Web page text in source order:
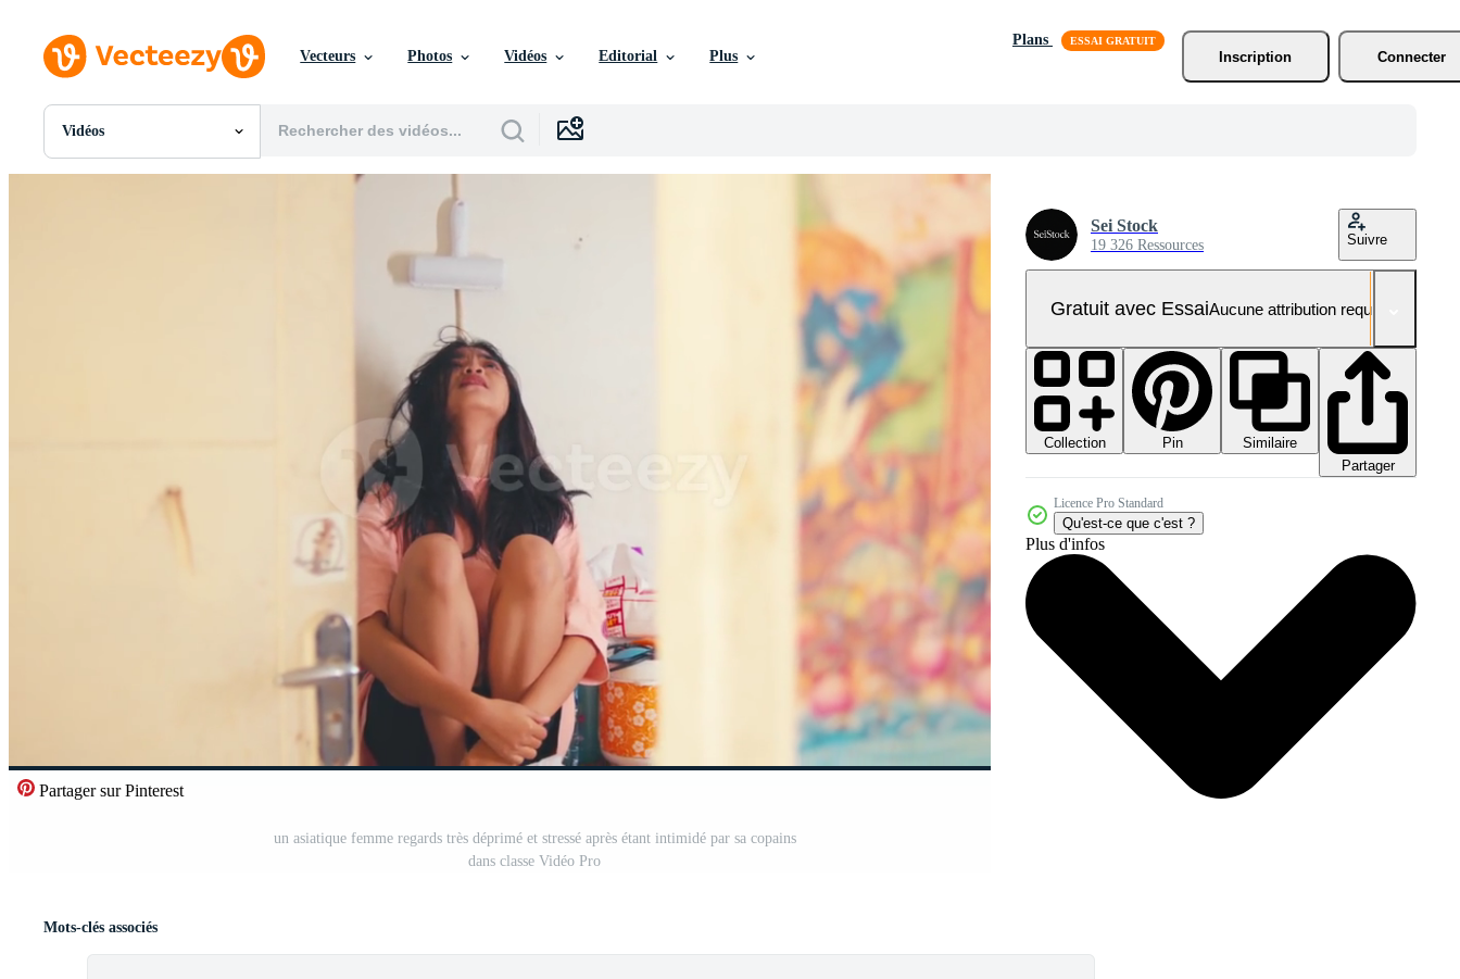
Vecteurs Photos Vidéos Editorial Plus
Plans
Inscription
Connecter
Vidéos
Toutes Images
Partager sur Pinterest
un asiatique femme regards très déprimé et stressé après étant intimidé par sa copains
dans classe Vidéo Pro
Sei Stock
19 326 Ressources Suivre
Gratuit avec EssaiAucune attribution requise
Collection Pin
Similaire
Partager
Licence Pro Standard
Qu'est-ce que c'est ?
Plus d'infos
Mots-clés associés